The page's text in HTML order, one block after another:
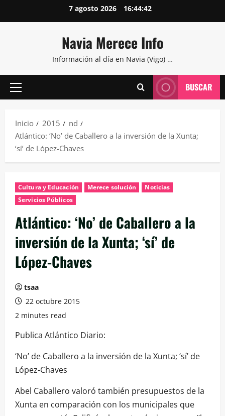
al
7 agosto 2026 16:44:42
Navia Merece Info
Información al día en Navia (Vigo) …
Menú
BUSCAR
Inicio 2015
nd
Atlántico: ‘No’ de Caballero a la inversión de la Xunta;
‘sí’ de López-Chaves
Cultura y Educación Merece solución
Noticias
Servicios Públicos
Atlántico: ‘No’ de Caballero a la
inversión de la Xunta; ‘sí’ de
López-Chaves
tsaa
22 octubre 2015
2 minutes read
Publica Atlántico Diario:
‘No’ de Caballero a la inversión de la Xunta; ‘sí’ de
López-Chaves
Abel Caballero valoró también presupuestos de la
Xunta en comparación con los municipales que